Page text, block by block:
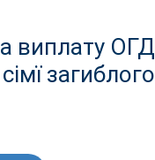
виплату ОГД
загиблого